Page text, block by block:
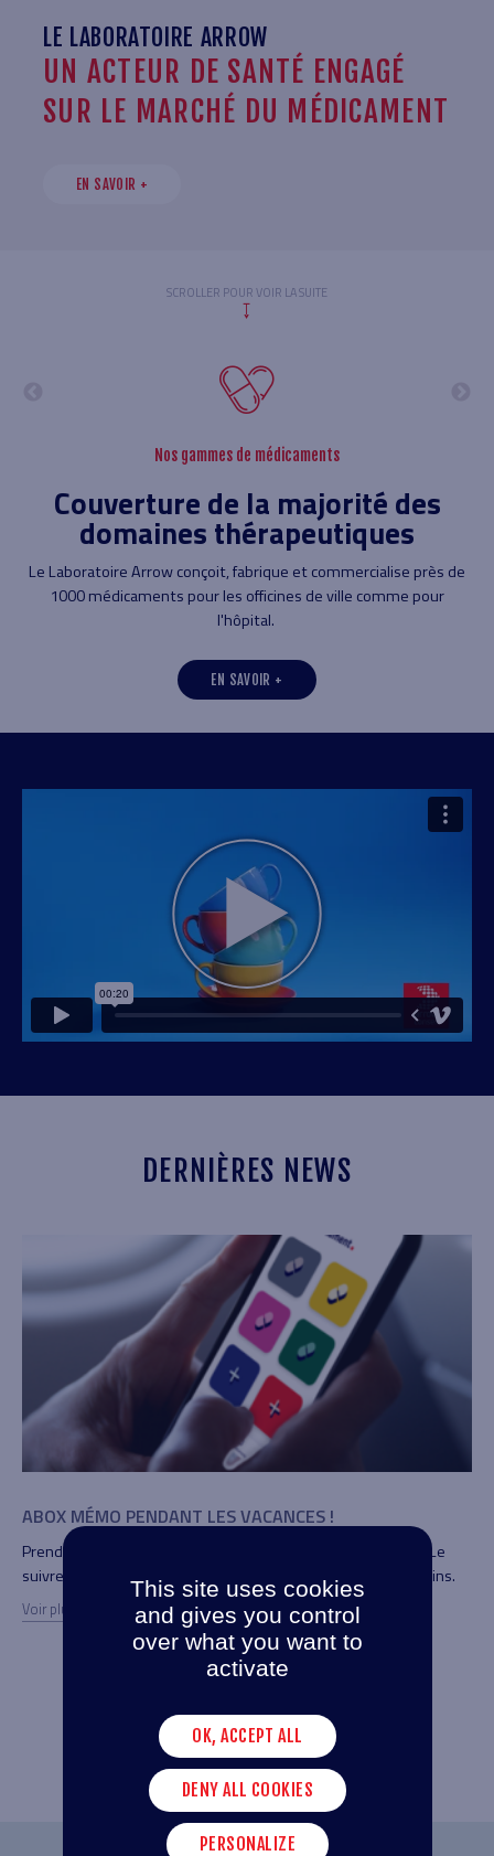
LE LABORATOIRE ARROW
UN ACTEUR DE SANTÉ ENGAGÉ
SUR LE MARCHÉ DU MÉDICAMENT
EN SAVOIR +
SCROLLER POUR VOIR LA SUITE
Nos gammes de médicaments
Couverture de la majorité des
domaines thérapeutiques
Le Laboratoire Arrow conçoit, fabrique et commercialise près de
1000 médicaments pour les officines de ville comme pour
l'hôpital.
EN SAVOIR +
DERNIÈRES NEWS
DEPUIS 18 ANS, NOUS COLLABORONS AVEC DIADAME
PHARMA AU SÉNÉGAL.
Nous avons le plaisir d’annoncer l'intégration de cette équipe au
sein de notre groupe en tant que filiale sénégalaise, marquant
une nouvelle étape stratégique pour nos deux structures.
VOIR TOUTES NOS ACTUALITÉS
This site uses cookies
and gives you control
over what you want to
activate
OK, ACCEPT ALL
DENY ALL COOKIES
PERSONALIZE